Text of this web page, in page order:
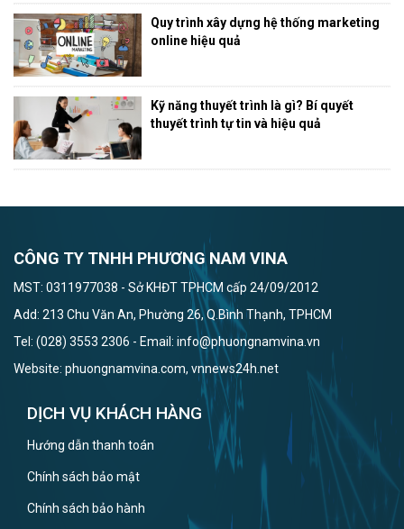
Quy trình xây dựng hệ thống marketing
online hiệu quả
Kỹ năng thuyết trình là gì? Bí quyết
thuyết trình tự tin và hiệu quả
CÔNG TY TNHH PHƯƠNG NAM VINA
MST: 0311977038 - Sở KHĐT TPHCM cấp 24/09/2012
Add: 213 Chu Văn An, Phường 26, Q.Bình Thạnh, TPHCM
Tel: (028) 3553 2306 - Email: info@phuongnamvina.vn
Website: phuongnamvina.com, vnnews24h.net
DỊCH VỤ KHÁCH HÀNG
Hướng dẫn thanh toán
Chính sách bảo mật
Chính sách bảo hành